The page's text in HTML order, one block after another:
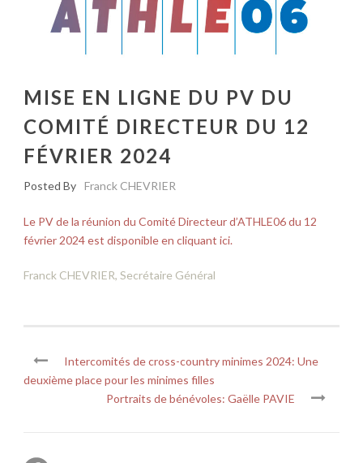
MISE EN LIGNE DU PV DU
COMITÉ DIRECTEUR DU 12
FÉVRIER 2024
Posted By Franck CHEVRIER
Le PV de la réunion du Comité Directeur d’ATHLE06 du 12
février 2024 est disponible en cliquant ici.
Franck CHEVRIER, Secrétaire Général
Intercomités de cross-country minimes 2024: Une
deuxième place pour les minimes filles
Portraits de bénévoles: Gaëlle PAVIE